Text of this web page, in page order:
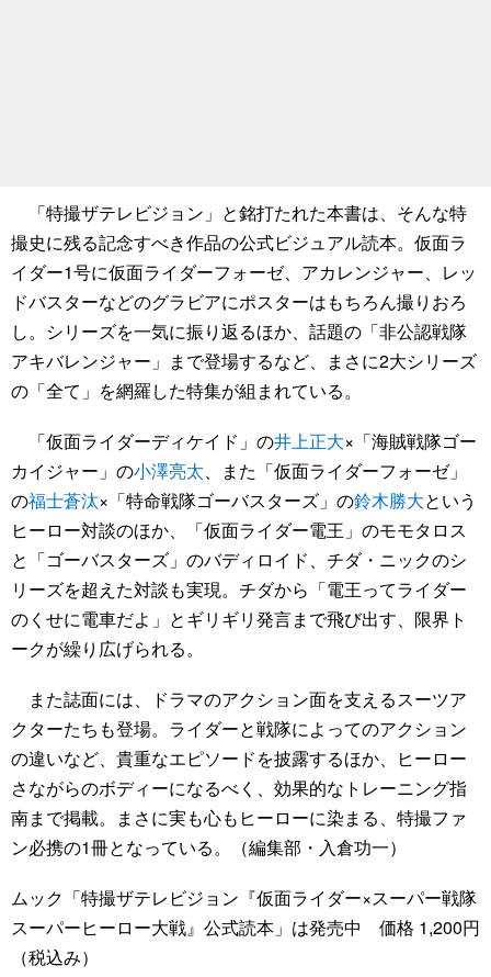
「特撮ザテレビジョン」と銘打たれた本書は、そんな特
撮史に残る記念すべき作品の公式ビジュアル読本。仮面ラ
イダー1号に仮面ライダーフォーゼ、アカレンジャー、レッ
ドバスターなどのグラビアにポスターはもちろん撮りおろ
し。シリーズを一気に振り返るほか、話題の「非公認戦隊
アキバレンジャー」まで登場するなど、まさに2大シリーズ
の「全て」を網羅した特集が組まれている。
「仮面ライダーディケイド」の井上正大×「海賊戦隊ゴー
カイジャー」の小澤亮太、また「仮面ライダーフォーゼ」
の福士蒼汰×「特命戦隊ゴーバスターズ」の鈴木勝大という
ヒーロー対談のほか、「仮面ライダー電王」のモモタロス
と「ゴーバスターズ」のバディロイド、チダ・ニックのシ
リーズを超えた対談も実現。チダから「電王ってライダー
のくせに電車だよ」とギリギリ発言まで飛び出す、限界ト
ークが繰り広げられる。
また誌面には、ドラマのアクション面を支えるスーツア
クターたちも登場。ライダーと戦隊によってのアクション
の違いなど、貴重なエピソードを披露するほか、ヒーロー
さながらのボディーになるべく、効果的なトレーニング指
南まで掲載。まさに実も心もヒーローに染まる、特撮ファ
ン必携の1冊となっている。（編集部・入倉功一）
ムック「特撮ザテレビジョン『仮面ライダー×スーパー戦隊
スーパーヒーロー大戦』公式読本」は発売中 価格 1,200円
（税込み）